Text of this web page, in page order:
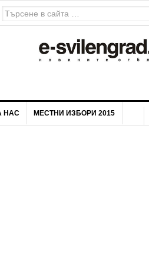
за екстремен риск от пожари
НАС МЕСТНИ ИЗБОРИ 2015